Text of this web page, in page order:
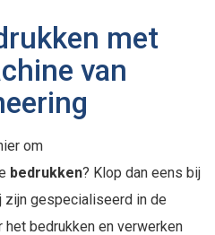
met
van
om
bedrukken? Klop dan eens bij
zijn gespecialiseerd in de
bedrukken en verwerken